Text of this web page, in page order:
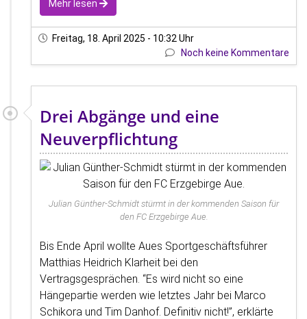
Mehr lesen
Freitag, 18. April 2025 - 10:32 Uhr
Noch keine Kommentare
Drei Abgänge und eine
Neuverpflichtung
Julian Günther-Schmidt stürmt in der kommenden Saison für
den FC Erzgebirge Aue.
Bis Ende April wollte Aues Sportgeschäftsführer
Matthias Heidrich Klarheit bei den
Vertragsgesprächen. “Es wird nicht so eine
Hängepartie werden wie letztes Jahr bei Marco
Schikora und Tim Danhof. Definitiv nicht!”, erklärte